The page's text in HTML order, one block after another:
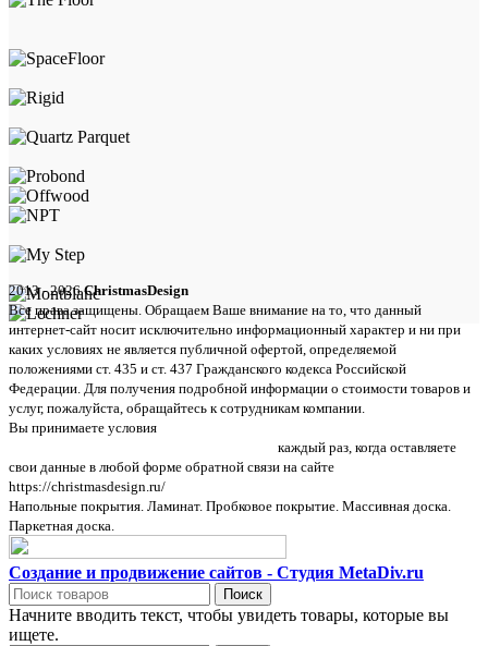
2013 - 2026ChristmasDesign
Все права защищены. Обращаем Ваше внимание на то, что данный
интернет-сайт носит исключительно информационный характер и ни при
каких условиях не является публичной офертой, определяемой
положениями ст. 435 и ст. 437 Гражданского кодекса Российской
Федерации. Для получения подробной информации о стоимости товаров и
услуг, пожалуйста, обращайтесь к сотрудникам компании.
Вы принимаете условия
каждый раз, когда оставляете
свои данные в любой форме обратной связи на сайте
https://christmasdesign.ru/
Напольные покрытия. Ламинат. Пробковое покрытие. Массивная доска.
Паркетная доска.
Создание и продвижение сайтов - Студия MetaDiv.ru
Поиск
Начните вводить текст, чтобы увидеть товары, которые вы
ищете.